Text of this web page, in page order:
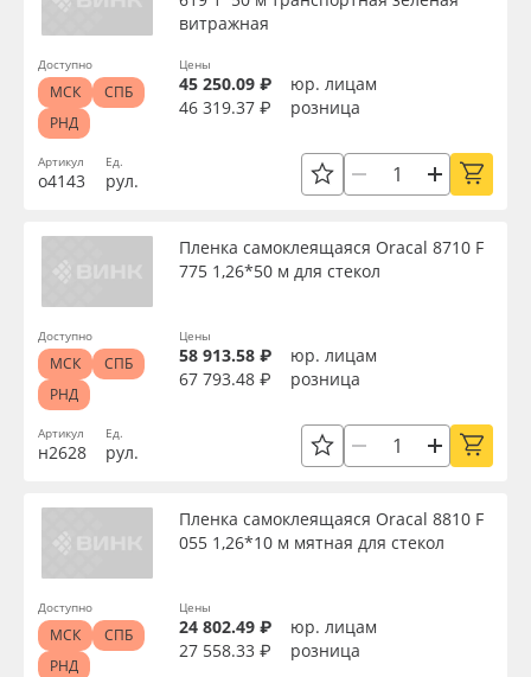
Артикул
о4143
витражная
Ед.
рул.
Цены
45 250.09 ₽
юр. лицам
46 319.37 ₽
розница
Доступно
МСК
СПБ
РНД
Артикул
н2628
Пленка самоклеящаяся Oracal 8710 F
775 1,26*50 м для стекол
Ед.
рул.
Цены
58 913.58 ₽
юр. лицам
67 793.48 ₽
розница
Доступно
МСК
СПБ
РНД
Пленка самоклеящаяся Oracal 8810 F
055 1,26*10 м мятная для стекол
Цены
24 802.49 ₽
юр. лицам
27 558.33 ₽
розница
Доступно
МСК
СПБ
РНД